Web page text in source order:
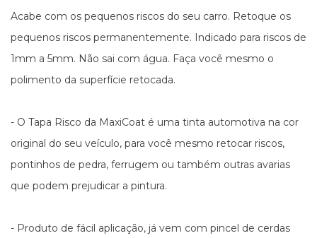
Acabe com os pequenos riscos do seu carro. Retoque os
pequenos riscos permanentemente. Indicado para riscos de
1mm a 5mm. Não sai com água. Faça você mesmo o
polimento da superfície retocada.
- O Tapa Risco da MaxiCoat é uma tinta automotiva na cor
original do seu veículo, para você mesmo retocar riscos,
pontinhos de pedra, ferrugem ou também outras avarias
que podem prejudicar a pintura.
- Produto de fácil aplicação, já vem com pincel de cerdas